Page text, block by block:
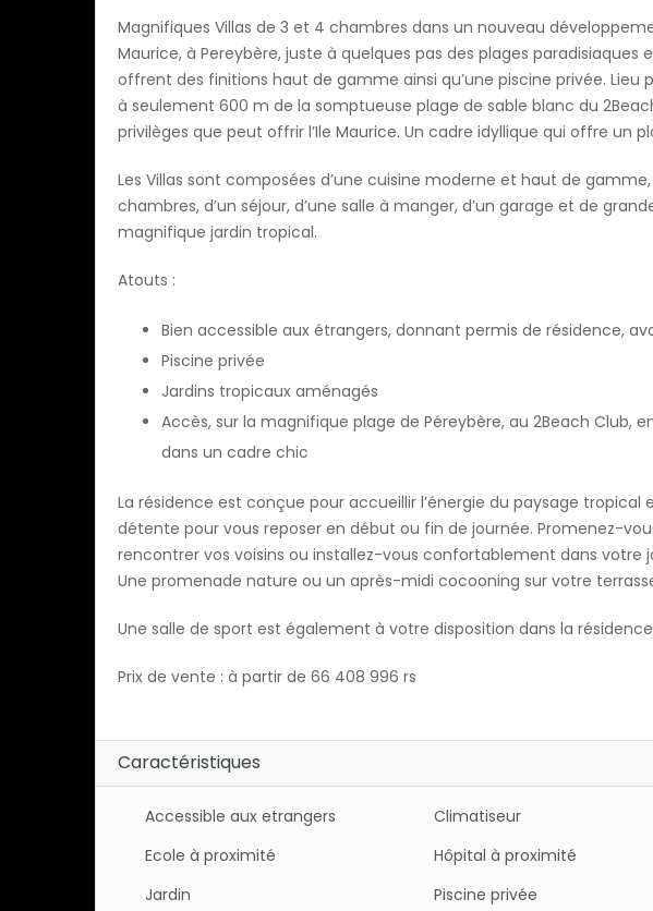
Magnifiques Villas de 3 et 4 chambres dans un nouveau
Maurice, à Pereybère, juste à quelques pas des plages paradisiaques
offrent des finitions haut de gamme ainsi qu’une piscine privée.
à seulement 600 m de la somptueuse plage de sable blanc du
privilèges que peut offrir l’Ile Maurice. Un cadre idyllique qui offre un
Les Villas sont composées d’une cuisine moderne et haut de
chambres, d’un séjour, d’une salle à manger, d’un garage et de
magnifique jardin tropical.
Atouts :
Bien accessible aux étrangers, donnant permis de résidence,
Piscine privée
Jardins tropicaux aménagés
Accès, sur la magnifique plage de Péreybère, au 2Beach Club,
dans un cadre chic
La résidence est conçue pour accueillir l’énergie du paysage
détente pour vous reposer en début ou fin de journée. Promenez-
rencontrer vos voisins ou installez-vous confortablement dans votre
Une promenade nature ou un après-midi cocooning sur votre
Une salle de sport est également à votre disposition dans la
Prix de vente : à partir de 66 408 996 rs
Caractéristiques
Accessible aux etrangers Climatiseur
Ecole à proximité
Hôpital à proximité
Jardin
Piscine privée